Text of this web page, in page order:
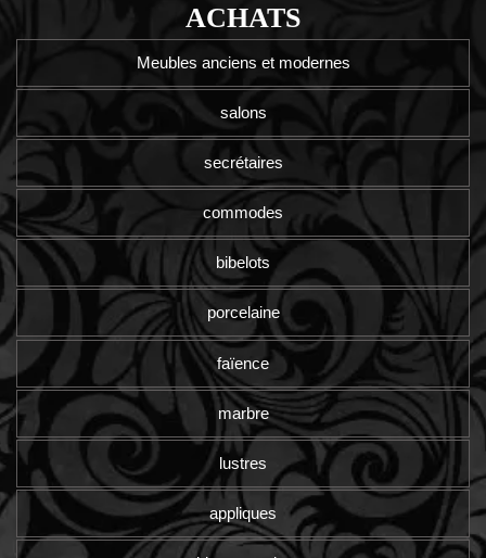
ACHATS
Meubles anciens et modernes
salons
secrétaires
commodes
bibelots
porcelaine
faïence
marbre
lustres
appliques